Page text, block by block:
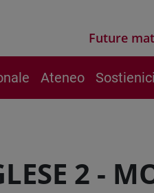
Future
Ateneo Sostienici
2 -